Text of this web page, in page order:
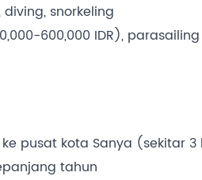
snorkeling
600,000 IDR), parasailing
pusat kota Sanya (sekitar 3
tahun